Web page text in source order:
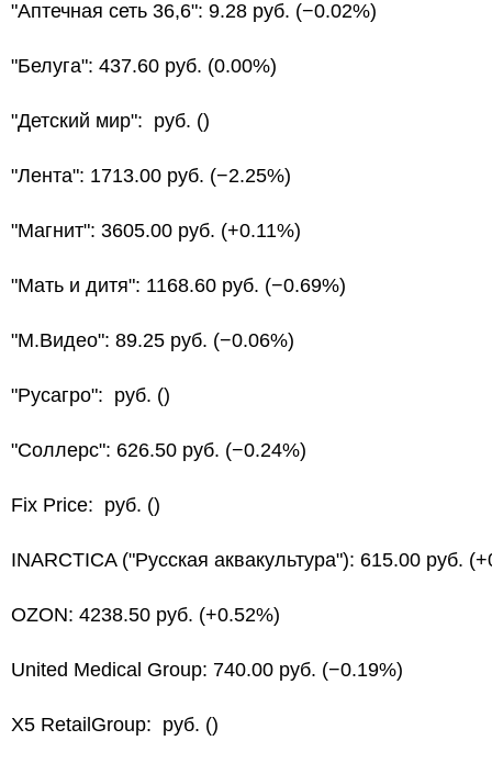
"Аптечная сеть 36,6": 9.28 руб. (−0.02%)
"Белуга": 437.60 руб. (0.00%)
"Детский мир": руб. ()
"Лента": 1713.00 руб. (−2.25%)
"Магнит": 3605.00 руб. (+0.11%)
"Мать и дитя": 1168.60 руб. (−0.69%)
"М.Видео": 89.25 руб. (−0.06%)
"Русагро": руб. ()
"Соллерс": 626.50 руб. (−0.24%)
Fix Price: руб. ()
INARCTICA ("Русская аквакультура"): 615.00 руб.
OZON: 4238.50 руб. (+0.52%)
United Medical Group: 740.00 руб. (−0.19%)
X5 RetailGroup: руб. ()